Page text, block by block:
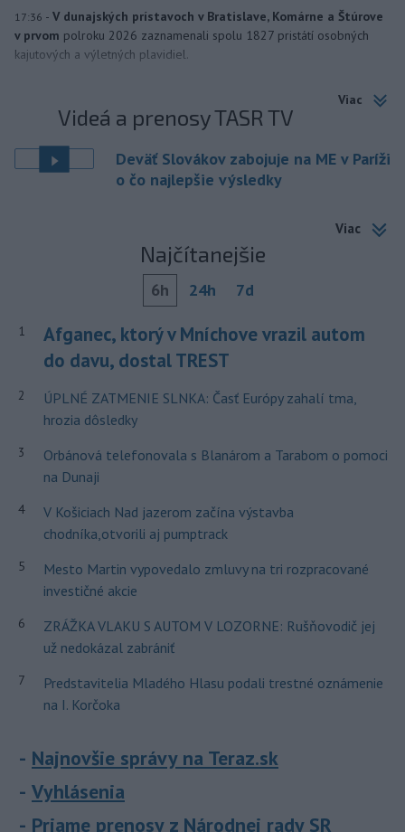
17:36 - V dunajských prístavoch v Bratislave, Komárne a Štúrove
v prvom polroku 2026 zaznamenali spolu 1827 pristátí osobných
kajutových a výletných plavidiel.
Viac
Videá a prenosy TASR TV
Deväť Slovákov zabojuje na ME v Paríži
o čo najlepšie výsledky
Viac
Najčítanejšie
6h 24h 7d
1
Afganec, ktorý v Mníchove vrazil autom
do davu, dostal TREST
2
ÚPLNÉ ZATMENIE SLNKA: Časť Európy zahalí tma,
hrozia dôsledky
3
Orbánová telefonovala s Blanárom a Tarabom o pomoci
na Dunaji
4
V Košiciach Nad jazerom začína výstavba
chodníka,otvorili aj pumptrack
5
Mesto Martin vypovedalo zmluvy na tri rozpracované
investičné akcie
6
ZRÁŽKA VLAKU S AUTOM V LOZORNE: Rušňovodič jej
už nedokázal zabrániť
7
Predstavitelia Mladého Hlasu podali trestné oznámenie
na I. Korčoka
Najnovšie správy na Teraz.sk
Vyhlásenia
Priame prenosy z Národnej rady SR